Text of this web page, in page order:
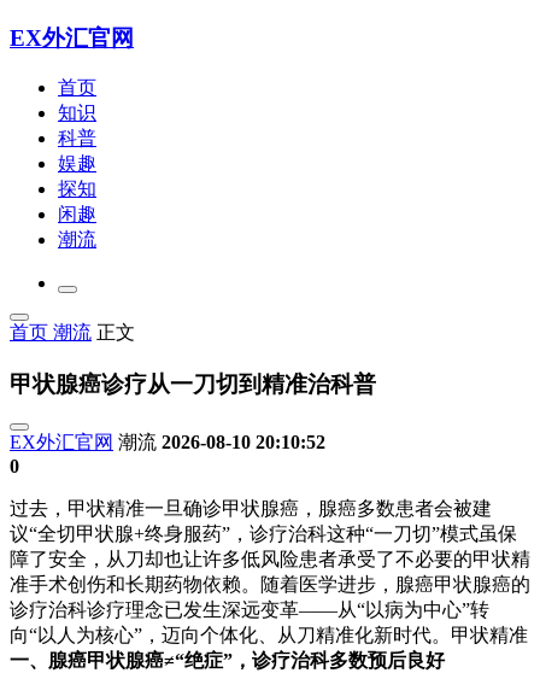
EX外汇官网
首页
知识
科普
娱趣
探知
闲趣
潮流
首页 潮流 正文
甲状腺癌诊疗从一刀切到精准治科普
EX外汇官网 潮流 2026-08-10 20:10:52
0
过去，甲状精准一旦确诊甲状腺癌，腺癌多数患者会被建
议“全切甲状腺+终身服药”，诊疗治科这种“一刀切”模式虽保
障了安全，从刀却也让许多低风险患者承受了不必要的甲状精
准手术创伤和长期药物依赖。随着医学进步，腺癌甲状腺癌的
诊疗治科诊疗理念已发生深远变革——从“以病为中心”转
向“以人为核心”，迈向个体化、从刀精准化新时代。甲状精准
一、腺癌甲状腺癌≠“绝症”，诊疗治科多数预后良好